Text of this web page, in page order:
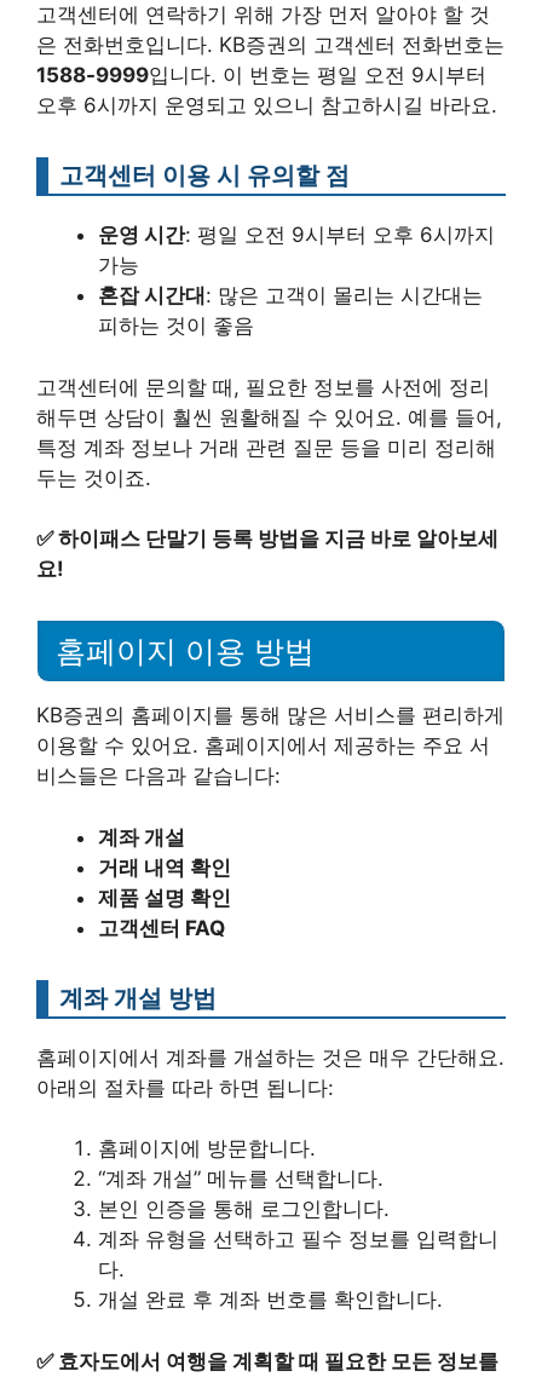
고객센터에 연락하기 위해 가장 먼저 알아야 할 것
은 전화번호입니다. KB증권의 고객센터 전화번호는
1588-9999입니다. 이 번호는 평일 오전 9시부터
오후 6시까지 운영되고 있으니 참고하시길 바라요.
고객센터 이용 시 유의할 점
운영 시간: 평일 오전 9시부터 오후 6시까지
가능
혼잡 시간대 : 많은 고객이 몰리는 시간대는
피하는 것이 좋음
고객센터에 문의할 때, 필요한 정보를 사전에 정리
해두면 상담이 훨씬 원활해질 수 있어요. 예를 들어,
특정 계좌 정보나 거래 관련 질문 등을 미리 정리해
두는 것이죠.
✅하이패스 단말기 등록 방법을 지금 바로 알아보세
요!
홈페이지 이용 방법
KB증권의 홈페이지를 통해 많은 서비스를 편리하게
이용할 수 있어요. 홈페이지에서 제공하는 주요 서
비스들은 다음과 같습니다:
계좌 개설
거래 내역 확인
제품 설명 확인
고객센터 FAQ
계좌 개설 방법
홈페이지에서 계좌를 개설하는 것은 매우 간단해요.
아래의 절차를 따라 하면 됩니다:
홈페이지에 방문합니다.
“계좌 개설” 메뉴를 선택합니다.
본인 인증을 통해 로그인합니다.
계좌 유형을 선택하고 필수 정보를 입력합니
다.
개설 완료 후 계좌 번호를 확인합니다.
✅ 효자도에서 여행을 계획할 때 필요한 모든 정보를